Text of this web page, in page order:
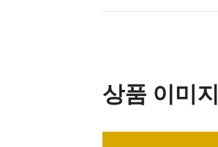
상품 이미지